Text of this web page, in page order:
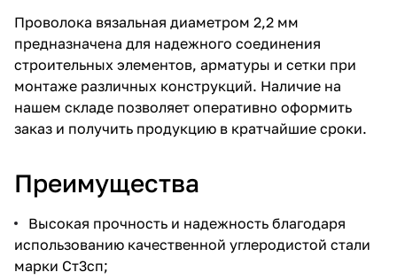
Проволока вязальная диаметром 2,2 мм
предназначена для надежного соединения
строительных элементов, арматуры и сетки при
монтаже различных конструкций. Наличие на
нашем складе позволяет оперативно оформить
заказ и получить продукцию в кратчайшие сроки.
Преимущества
Высокая прочность и надежность благодаря
использованию качественной углеродистой стали
марки Ст3сп;